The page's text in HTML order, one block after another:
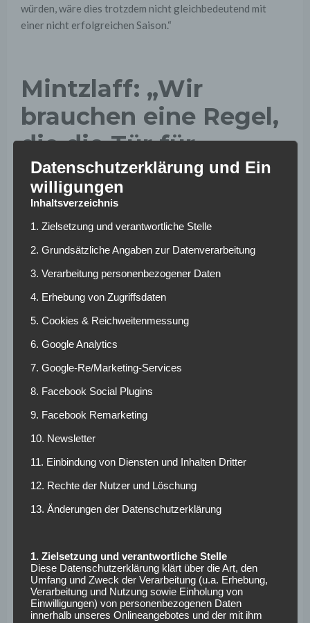
würden, wäre dies trotzdem nicht gleichbedeutend mit
einer nicht erfolgreichen Saison.“
Mintzlaff: „Wir
brauchen eine Regel,
die die Tür für
Investoren öffnet“
Oliver Mintzlaff unterstreicht die Wichtigkeit der 50+1-
Regel, fordert allerdings auch eine Veränderung: „Die
hat dem deutschen Fußball bis jetzt viel mehr geholfen als
geschadet. Nichtsdestotrotz dreht das Rad weiter. Es ist
wichtig, für Investoren interessanter zu werden. Zugleich
betrachten. Wir brauchen eine Regel, die die Tür für
Investoren öffnet, den deutschen Fußball in seinem Kern
jedoch immer wieder vorgeworfen, nur ein
„Marketingspielzeug“ für den Investor und
Verlängert Ralf
Rangnick seinen bis
Vertrag?
Oliver Mintzlaff ist fester Überzeugung, dass
Sportdirektor Ralf Rangnick auch über 2019 hinaus bei den
Datenschutzerklärung und Ein
willigungen
Inhaltsverzeichnis
1. Zielsetzung und verantwortliche Stelle
2. Grundsätzliche Angaben zur Datenverarbeitung
3. Verarbeitung personenbezogener Daten
4. Erhebung von Zugriffsdaten
5. Cookies & Reichweitenmessung
6. Google Analytics
7. Google-Re/Marketing-Services
8. Facebook Social Plugins
9. Facebook Remarketing
10. Newsletter
11. Einbindung von Diensten und Inhalten Dritter
12. Rechte der Nutzer und Löschung
13. Änderungen der Datenschutzerklärung
1. Zielsetzung und verantwortliche Stelle
Diese Datenschutzerklärung klärt über die Art, den
Umfang und Zweck der Verarbeitung (u.a. Erhebung,
Verarbeitung und Nutzung sowie Einholung von
Einwilligungen) von personenbezogenen Daten
innerhalb unseres Onlineangebotes und der mit ihm